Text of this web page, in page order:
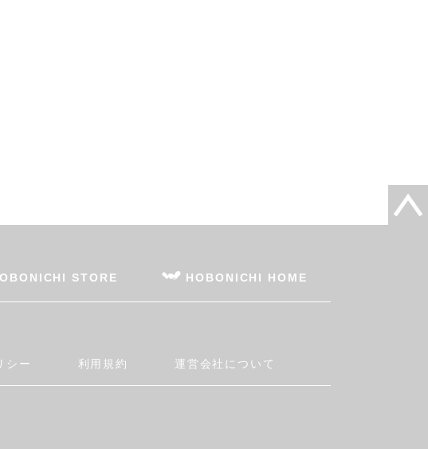
STORE HOBONICHI HOME
シー 利用規約 運営会社について